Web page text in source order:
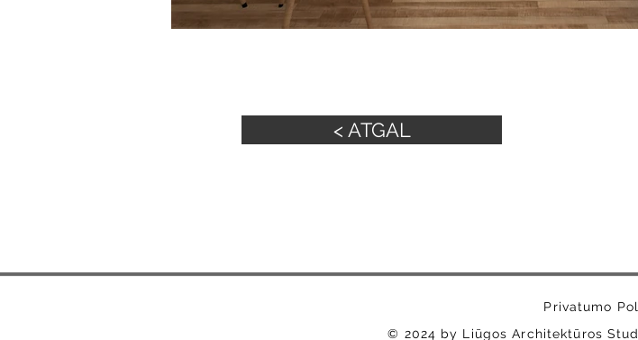
< ATGAL
Privatumo
© 2024 by Liūgos Architektūros